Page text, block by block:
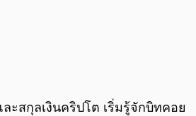
ะสกุลเงินคริปโต เริ่มรู้จักบิทคอย